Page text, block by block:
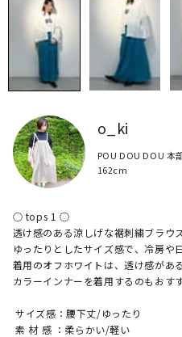
o_ki
POU DOU DOU 本
162cm
○ tops 1 ○
透け感のある涼しげな裾刺繍ブラウス
ゆったりとしたサイズ感で、冷房や
着用のオフホワイトは、透け感があ
カラーインナーを着用するのもおすす
サイズ感：腰下丈/ゆったり
素 材 感 ：柔らかい/軽い